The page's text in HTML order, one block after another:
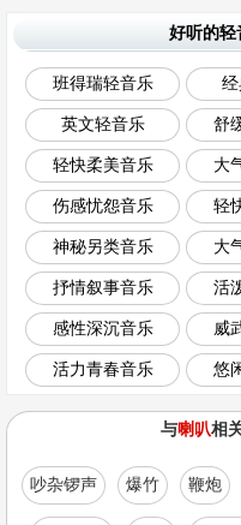
好听的轻
班得瑞轻音乐
英文轻音乐 舒
轻快柔美音乐 大
伤感忧怨音乐 轻
神秘另类音乐 大
抒情叙事音乐 活
感性深沉音乐 威
活力青春音乐 悠
与喇叭相
吵杂锣声 爆竹 鞭炮